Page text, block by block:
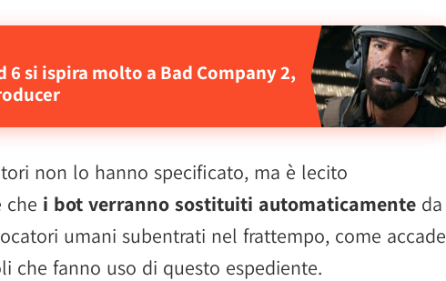
si ispira molto a Bad Company 2,
non lo hanno specificato, ma è lecito
che i bot verranno sostituiti automaticamente da
umani subentrati nel frattempo, come accade
che fanno uso di questo espediente.